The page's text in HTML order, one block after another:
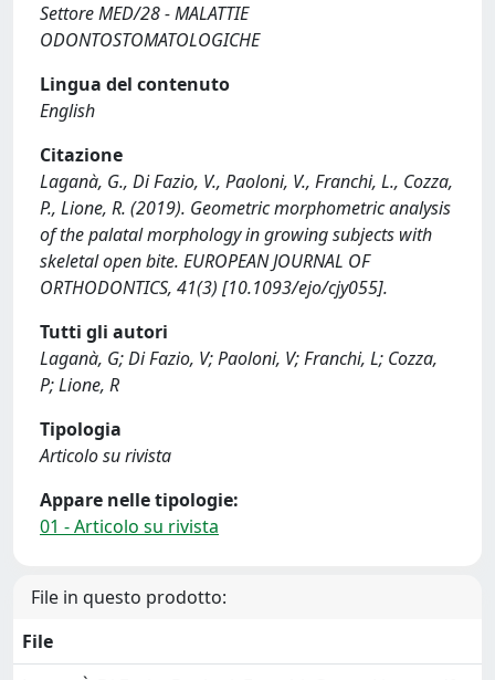
Settore MED/28 - MALATTIE
ODONTOSTOMATOLOGICHE
Lingua del contenuto
English
Citazione
Laganà, G., Di Fazio, V., Paoloni, V., Franchi, L., Cozza,
P., Lione, R. (2019). Geometric morphometric analysis
of the palatal morphology in growing subjects with
skeletal open bite. EUROPEAN JOURNAL OF
ORTHODONTICS, 41(3) [10.1093/ejo/cjy055].
Tutti gli autori
Laganà, G; Di Fazio, V; Paoloni, V; Franchi, L; Cozza,
P; Lione, R
Tipologia
Articolo su rivista
Appare nelle tipologie:
01 - Articolo su rivista
File in questo prodotto:
File